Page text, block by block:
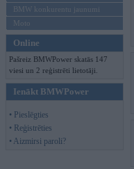
BMW konkurentu jaunumi
Moto
Online
Pašreiz BMWPower skatās 147
viesi un 2 reģistrēti lietotāji.
Ienākt BMWPower
• Pieslēgties
• Reģistrēties
• Aizmirsi paroli?